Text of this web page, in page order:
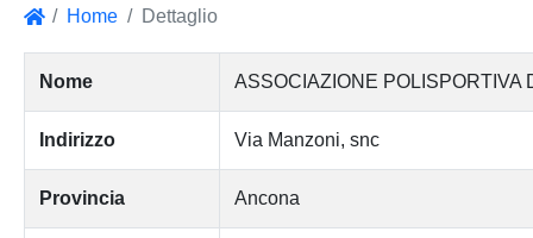
Home Dettaglio
Nome ASSOCIAZIONE POLISPORTIVA
Indirizzo Via Manzoni, snc
Provincia Ancona